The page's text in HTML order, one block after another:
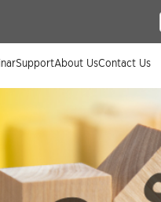
SupportAbout UsContact Us